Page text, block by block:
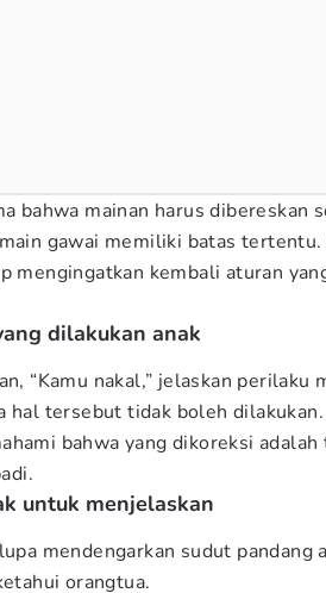
bahwa mainan harus dibereskan
gawai memiliki batas tertentu.
mengingatkan kembali aturan
dilakukan anak
“Kamu nakal,” jelaskan perilaku
hal tersebut tidak boleh dilakukan.
bahwa yang dikoreksi adalah
untuk menjelaskan
mendengarkan sudut pandang
orangtua.